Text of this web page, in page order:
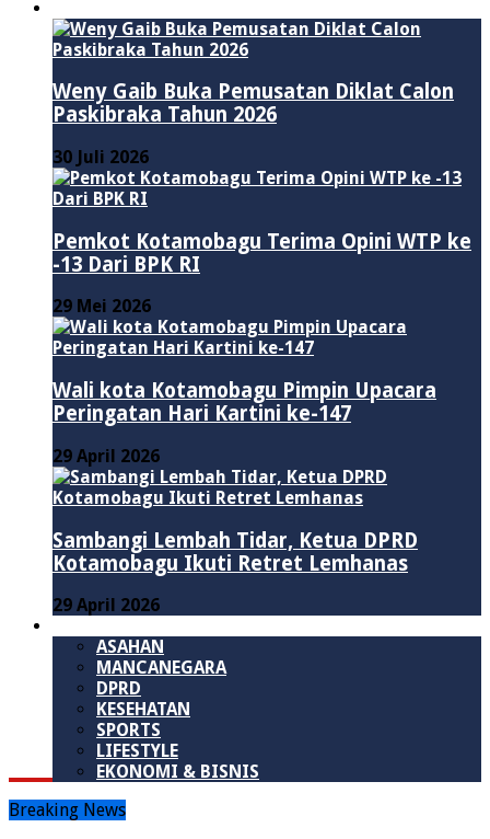
Weny Gaib Buka Pemusatan Diklat Calon
Paskibraka Tahun 2026
30 Juli 2026
Pemkot Kotamobagu Terima Opini WTP ke
-13 Dari BPK RI
29 Mei 2026
Wali kota Kotamobagu Pimpin Upacara
Peringatan Hari Kartini ke-147
29 April 2026
Sambangi Lembah Tidar, Ketua DPRD
Kotamobagu Ikuti Retret Lemhanas
29 April 2026
ASAHAN
MANCANEGARA
DPRD
KESEHATAN
SPORTS
LIFESTYLE
EKONOMI & BISNIS
Breaking News